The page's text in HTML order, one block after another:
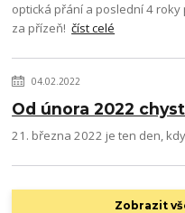
optická přání a poslední 4
za přízeň!číst celé
04.02.2022
Od února 2022
21. března 2022 je ten den,
Zobrazit